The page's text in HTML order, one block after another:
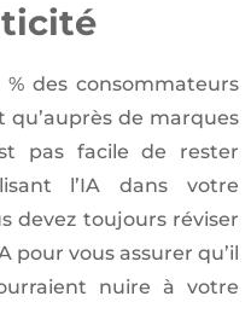
des consommateurs
qu’auprès de marques
pas facile de rester
l’IA dans votre
devez toujours réviser
pour vous assurer qu’il
nuire à votre